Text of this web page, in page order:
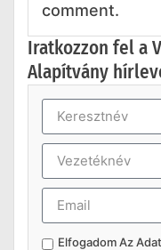
comment.
Iratkozzon fel a
Alapítvány
Elfogadom Az